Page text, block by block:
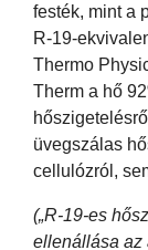
festék, mint a
R-19-
Thermo
Therm a hő
üvegszálas
cellulózról,
(„R-19-es
ellenállása az